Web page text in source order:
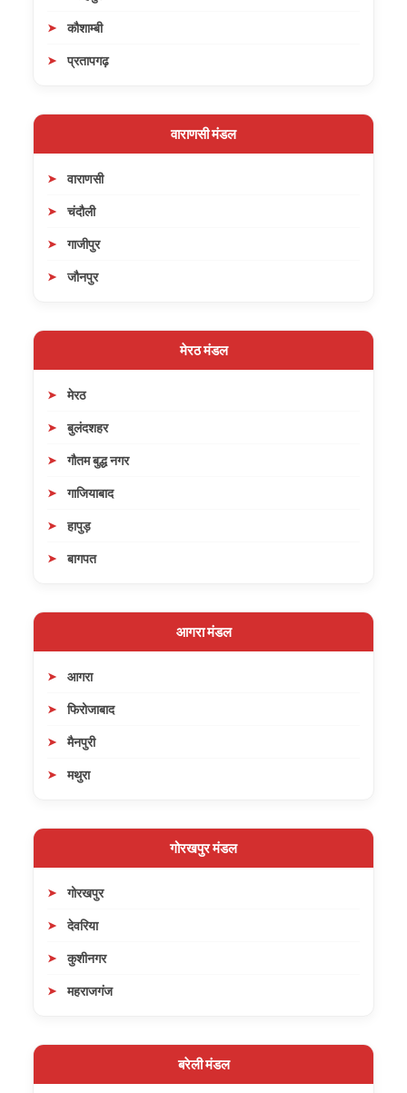
कौशाम्बी
प्रतापगढ़
वाराणसी मंडल
वाराणसी
चंदौली
गाजीपुर
जौनपुर
मेरठ मंडल
मेरठ
बुलंदशहर
गौतम बुद्ध नगर
गाजियाबाद
हापुड़
बागपत
आगरा मंडल
आगरा
फिरोजाबाद
मैनपुरी
मथुरा
गोरखपुर मंडल
गोरखपुर
देवरिया
कुशीनगर
महराजगंज
बरेली मंडल